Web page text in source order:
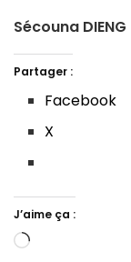
Sécouna DIENG
Partager :
Facebook
X
J’aime ça :
Chargement…